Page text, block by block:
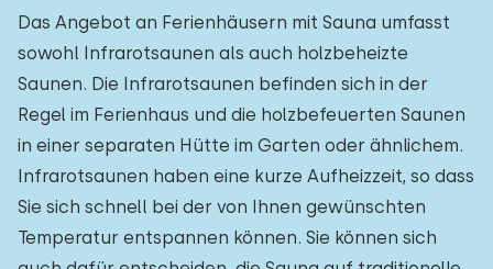
Zu öffentlichen Verkehrsmitteln (max. km) :
0,2 0,5 1 2 5
Unterkunft
Nicht im Ferienpark
Das Angebot an Ferienhäusern mit Sauna umfasst
sowohl Infrarotsaunen als auch holzbeheizte
Saunen. Die Infrarotsaunen befinden sich in der
Regel im Ferienhaus und die holzbefeuerten Saunen
in einer separaten Hütte im Garten oder ähnlichem.
Infrarotsaunen haben eine kurze Aufheizzeit, so dass
Sie sich schnell bei der von Ihnen gewünschten
Temperatur entspannen können. Sie können sich